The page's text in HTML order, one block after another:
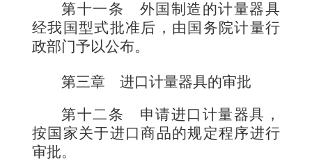
第十一条 外国制造的计量器具
经我国型式批准后，由国务院计量行
政部门予以公布。
第三章 进口计量器具的审批
第十二条 申请进口计量器具，
按国家关于进口商品的规定程序进行
审批。